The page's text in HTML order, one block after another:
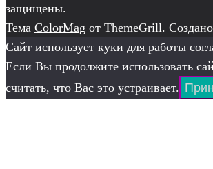
защищены.
Тема ColorMag от ThemeGrill.
Сайт использует куки для работы
Если Вы продолжите использовать
считать, что Вас это устраивает.